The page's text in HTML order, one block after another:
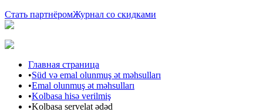
Стать партнёромЖурнал со скидками
Главная страница
•Süd və emal olunmuş ət məhsulları
•Emal olunmuş ət məhsulları
•Kolbasa hisə verilmiş
•Kolbasa servelat ədəd